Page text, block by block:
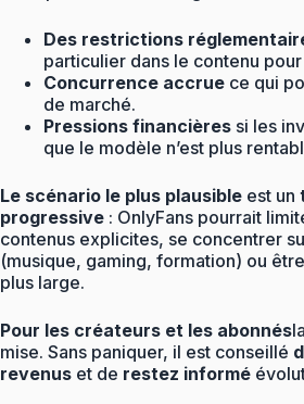
Des restrictions
particulier dans le contenu
Concurrence accrue ce qui
de marché.
Pressions financières si les
que le modèle n’est plus
Le scénario le plus plausible est un
progressive : OnlyFans pourrait
contenus explicites, se concentrer
(musique, gaming, formation) ou
plus large.
Pour les créateurs et les abonnés
mise. Sans paniquer, il est conseillé
revenus et de restez informé